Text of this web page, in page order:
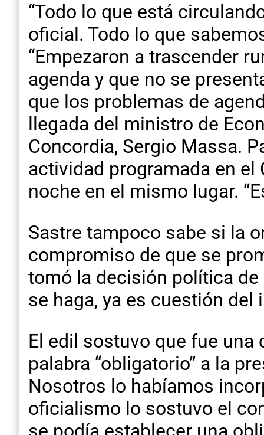
“Todo lo que está
oficial. Todo lo que
“Empezaron a trascender
agenda y que no se
que los problemas de
llegada del ministro de
Concordia, Sergio Massa.
actividad programada en el
noche en el mismo lugar.
Sastre tampoco sabe si la
compromiso de que se
tomó la decisión política
se haga, ya es cuestión del
El edil sostuvo que fue
palabra “obligatorio” a la
Nosotros lo habíamos
oficialismo lo sostuvo el